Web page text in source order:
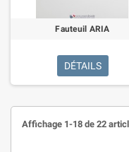
Fauteuil ARIA
DÉTAILS
Affichage 1-18 de 22